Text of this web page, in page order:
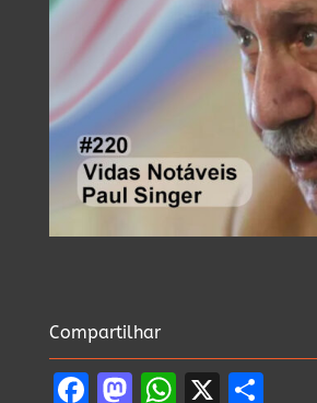
Compartilhar
Facebook
Mastodon
WhatsApp
X